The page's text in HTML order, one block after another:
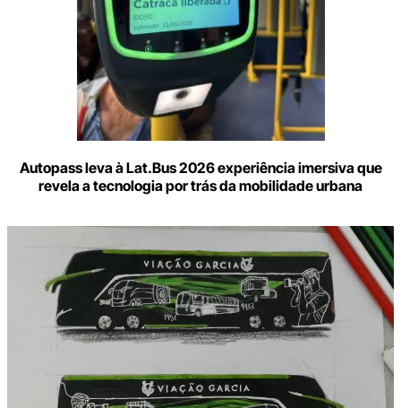
Autopass leva à Lat.Bus 2026 experiência imersiva que
revela a tecnologia por trás da mobilidade urbana